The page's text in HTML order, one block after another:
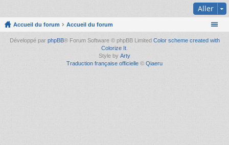
Aller
Accueil du forum Accueil du forum
Développé par phpBB® Forum Software © phpBB Limited Color scheme created with
Colorize It
Style by Arty
Traduction française officielle © Qiaeru